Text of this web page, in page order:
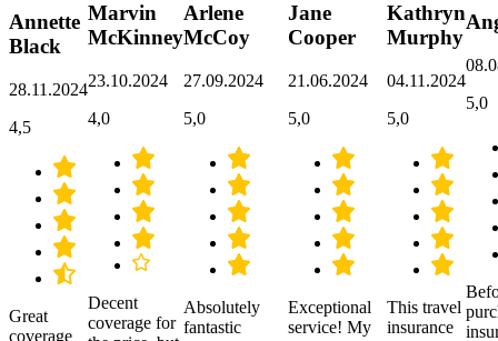
Annette
Black
28.11.2024
4,5
Great
coverage
Marvin
McKinney
23.10.2024
4,0
Decent
coverage for
Arlene
McCoy
27.09.2024
5,0
Absolutely
fantastic
Jane
Cooper
21.06.2024
5,0
Exceptional
service! My
Kathryn
Murphy
04.11.2024
5,0
This travel
insurance
5,0